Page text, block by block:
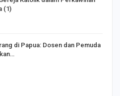
(1)
di Papua: Dosen dan Pemuda